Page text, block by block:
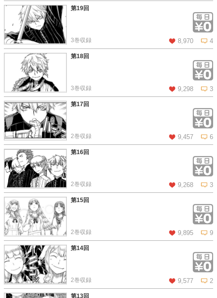
この話を読む
第19回
8,970 4
3巻収録
この話を読む
第18回
9,298 3
3巻収録
この話を読む
第17回
9,457 6
2巻収録
この話を読む
第16回
9,268 3
2巻収録
この話を読む
第15回
9,895 9
2巻収録
この話を読む
第14回
9,577 2
2巻収録
第13回